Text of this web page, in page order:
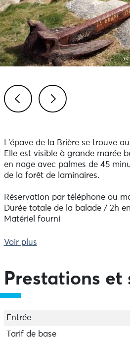
L'épave de la Brière se trouve
Elle est visible à grande marée
en nage avec palmes de 45
de la forêt de laminaires.
Réservation par téléphone ou
Durée totale de la balade / 2h
Matériel fourni
Voir plus
Prestations et
Entrée
Tarif de base